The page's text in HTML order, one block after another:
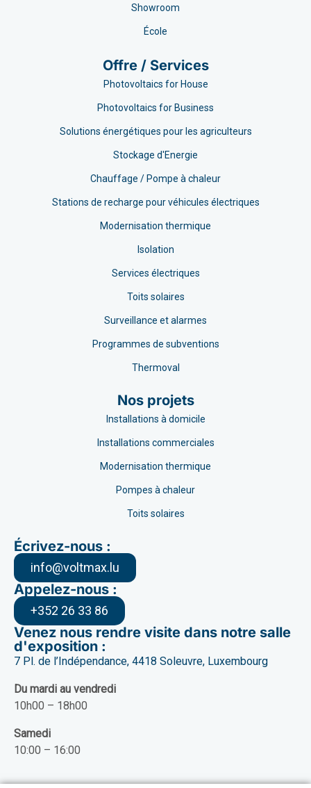
Showroom
École
Offre / Services
Photovoltaics for House
Photovoltaics for Business
Solutions énergétiques pour les agriculteurs
Stockage d'Energie
Chauffage / Pompe à chaleur
Stations de recharge pour véhicules électriques
Modernisation thermique
Isolation
Services électriques
Toits solaires
Surveillance et alarmes
Programmes de subventions
Thermoval
Nos projets
Installations à domicile
Installations commerciales
Modernisation thermique
Pompes à chaleur
Toits solaires
Écrivez-nous :
info@voltmax.lu
Appelez-nous :
+352 26 33 86
Venez nous rendre visite dans notre salle
d'exposition :
7 Pl. de l’Indépendance, 4418 Soleuvre, Luxembourg
Du mardi au vendredi
10h00 – 18h00
Samedi
10:00 – 16:00